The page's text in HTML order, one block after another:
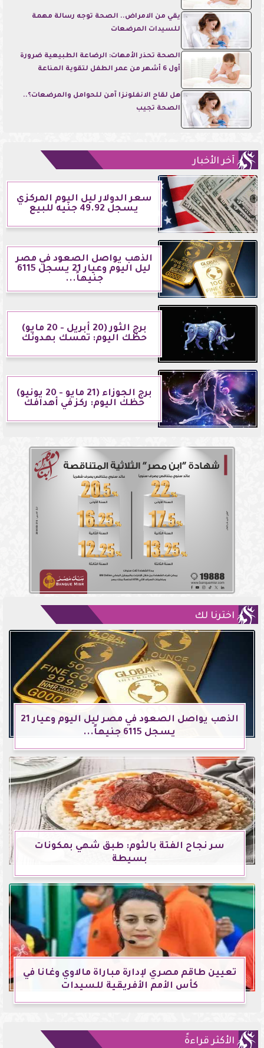
يقي من الامراض.. الصحة توجه رسالة مهمة
للسيدات المرضعات
الصحة تحذر الأمهات: الرضاعة الطبيعية ضرورة
أول 6 أشهر من عمر الطفل لتقوية المناعة
هل لقاح الانفلونزا آمن للحوامل والمرضعات؟..
الصحة تجيب
آخر الأخبار
سعر الدولار ليل اليوم المركزي
يسجل 49.92 جنيه للبيع
الذهب يواصل الصعود في مصر
ليل اليوم وعيار 21 يسجل 6115
جنيهاً...
برج الثور (20 أبريل - 20 مايو)
حظك اليوم: تمسك بهدوئك
برج الجوزاء (21 مايو - 20 يونيو)
حظك اليوم: ركز في أهدافك
اخترنا لك
الذهب يواصل الصعود في مصر ليل اليوم وعيار 21
يسجل 6115 جنيهاً...
سر نجاح الفتة بالثوم: طبق شهي بمكونات
بسيطة
تعيين طاقم مصري لإدارة مباراة مالاوي وغانا في
كأس الأمم الأفريقية للسيدات
الأكثر قراءةً